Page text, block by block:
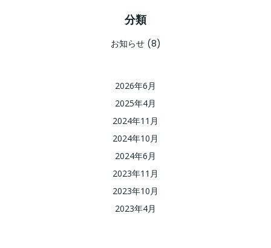
分類
お知らせ(8)
2026年6月
2025年4月
2024年11月
2024年10月
2024年6月
2023年11月
2023年10月
2023年4月